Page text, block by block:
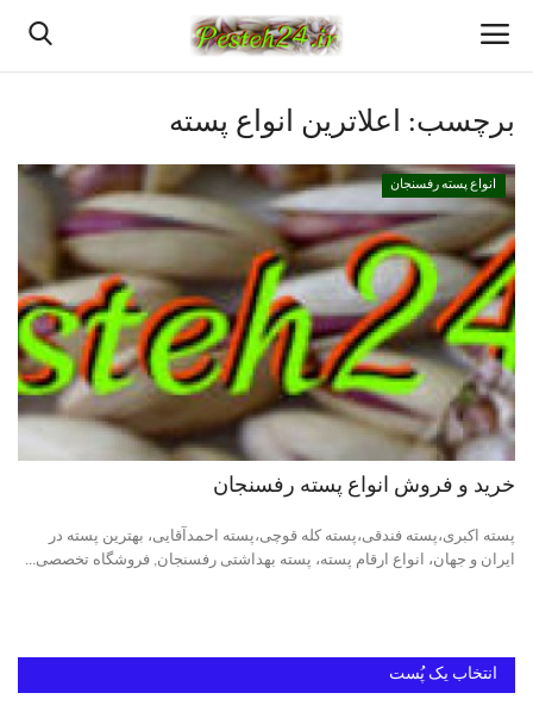
خانه
بهترین پسته رفسنجان
پسته رفسنجان
انواع پسته رفسنجان
پسته اعلا رفسنجان
قیمت روزانه پسته رفسنجان
خرید پسته رفسنجان
برچسب: اعلاترین انواع پسته
انواع پسته رفسنجان
خرید و فروش انواع پسته رفسنجان
پسته اکبری،پسته فندقی،پسته کله قوچی،پسته احمدآقایی، بهترین پسته در
ایران و جهان، انواع ارقام پسته، پسته بهداشتی رفسنجان, فروشگاه تخصصی...
انتخاب یک پُست